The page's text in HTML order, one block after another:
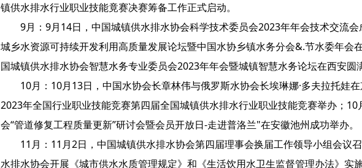
镇供水排水行业职业技能竟赛决赛筹备工作正式启动。
9月：9月14日，中国城镇供水排水协会科学技术委员会2023年年会技术交流
城乡水资源可持续开发利用高质量发展论坛暨中国水协乡镇水务分会&.节水委年会
国城镇供水排水协会智慧水务专业委员会2023年年会暨城镇智慧水务论坛在西安圆
10月：10月13日，中国水协会长章林伟与俄罗斯水协会长埃琳娜·多夫拉托娃
2023年全国行业职业技能竞赛第四届全国城镇供水排水行业职业技能竞赛举办；
会“管道修复工程质量更新”研讨会暨会员开放日-走进普洛兰"在安徽池州成功举办。
11月：11月2日，中国城镇供水排水协会第四届理事会换届工作领导小组会议
水排水协会开展《城市供水水质管理规定》和《生活饮用水卫生监督管理办法》实